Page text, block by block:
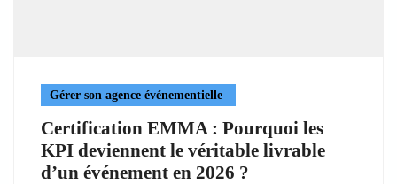
Gérer son agence événementielle
Certification EMMA : Pourquoi les
KPI deviennent le véritable livrable
d’un événement en 2026 ?